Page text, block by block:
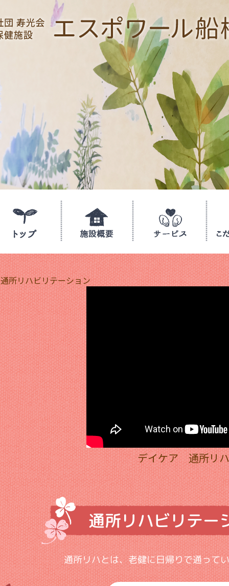
通所リハビリテーション
デイケア 通所リ
通所リハビリテー
通所リハとは、老健に日帰りで通って